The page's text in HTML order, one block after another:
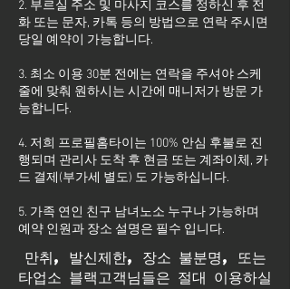
2. 부르실 주소 및 마사지 코스를 정하신 후 전
화 또는 문자, 카톡 등의 방법으로 연락 주시면
당일 예약이 가능합니다.
3. 최소 이용 30분 전에는 연락을 주셔야 스케
줄에 맞춰 원하시는 시간에 매니저가 방문 가
능합니다.
4. 저희 프로필홈타이는 100% 안심 후불로 진
행되며 관리사 도착 후 현금 또는 계좌이체, 카
드 결제(부가세 별도) 도 가능하십니다.
5. 가족 연인 친구 남녀노소 누구나 가능하며
예약 인원과 장소 설명은 필수 입니다.
만취, 발신제한, 장소 불분명, 또는
타업소 블랙고객님들은 절대 이용하실